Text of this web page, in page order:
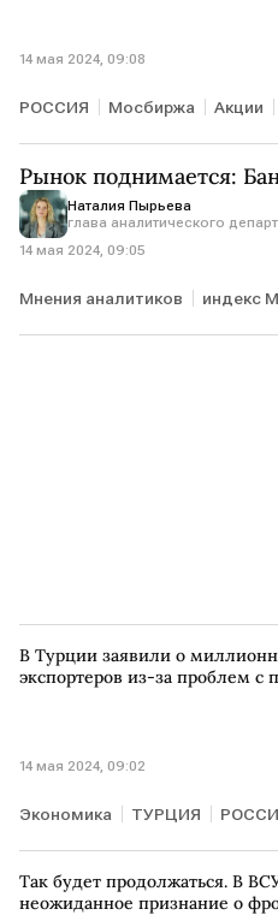
14 мая 2024, 09:08
РОССИЯ Мосбиржа Акции
Рынок поднимается:
Наталия Пырьева
глава аналитического
14 мая 2024, 09:05
Мнения аналитиков индекс
ставка Банка России
В Турции заявили о
экспортеров из-за проблем с
14 мая 2024, 09:02
Экономика ТУРЦИЯ
Так будет продолжаться. В
неожиданное признание о